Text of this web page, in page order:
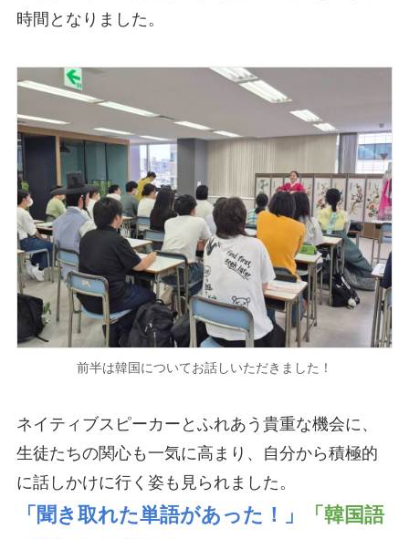
時間となりました。
前半は韓国についてお話しいただきました！
ネイティブスピーカーとふれあう貴重な機会に、
生徒たちの関心も一気に高まり、自分から積極的
に話しかけに行く姿も見られました。
「聞き取れた単語があった！」
「韓国語